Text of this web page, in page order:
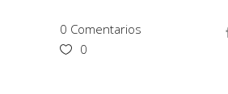
0 Comentarios
0